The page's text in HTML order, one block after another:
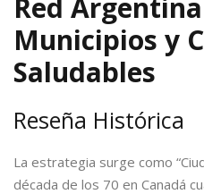
Municipios y
Saludables
Reseña Histórica
La estrategia surge como
década de los 70 en Canadá